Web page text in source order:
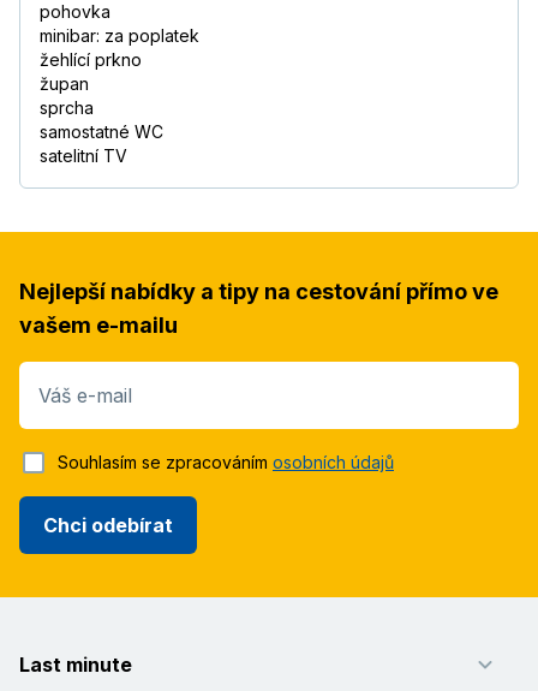
pohovka
minibar: za poplatek
žehlící prkno
župan
sprcha
samostatné WC
satelitní TV
Nejlepší nabídky a tipy na cestování přímo ve
vašem e-mailu
Váš e-mail
Chci odebírat
Souhlasím se zpracováním osobních údajů
Last minute